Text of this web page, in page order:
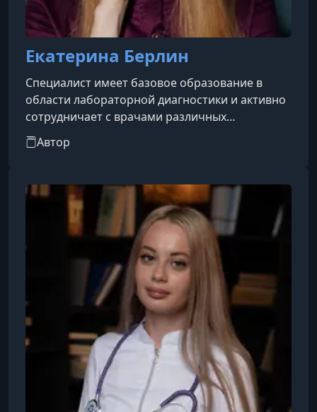
Екатерина Берлин
Специалист имеет базовое образование в
области лабораторной диагностики и активно
сотрудничает с врачами различных
направлений. Помимо этого, он является
практикующим нутрициологом, совмещая
практикой телесной терапии. Такой подход
позволяет глубоко понимать взаимосвязь
внешних проявлений и внутренних процессов
организма. Приём ведётся очно, в клинических
условиях. Дополнительную профессиональную
Автор